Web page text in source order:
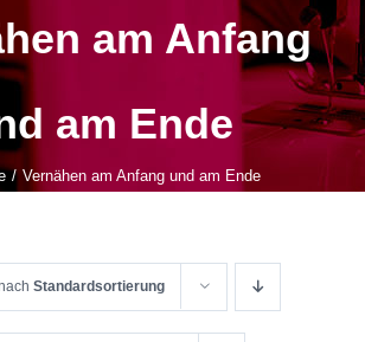
am Anfang
am Ende
Vernähen am Anfang und am Ende
Standardsortierung